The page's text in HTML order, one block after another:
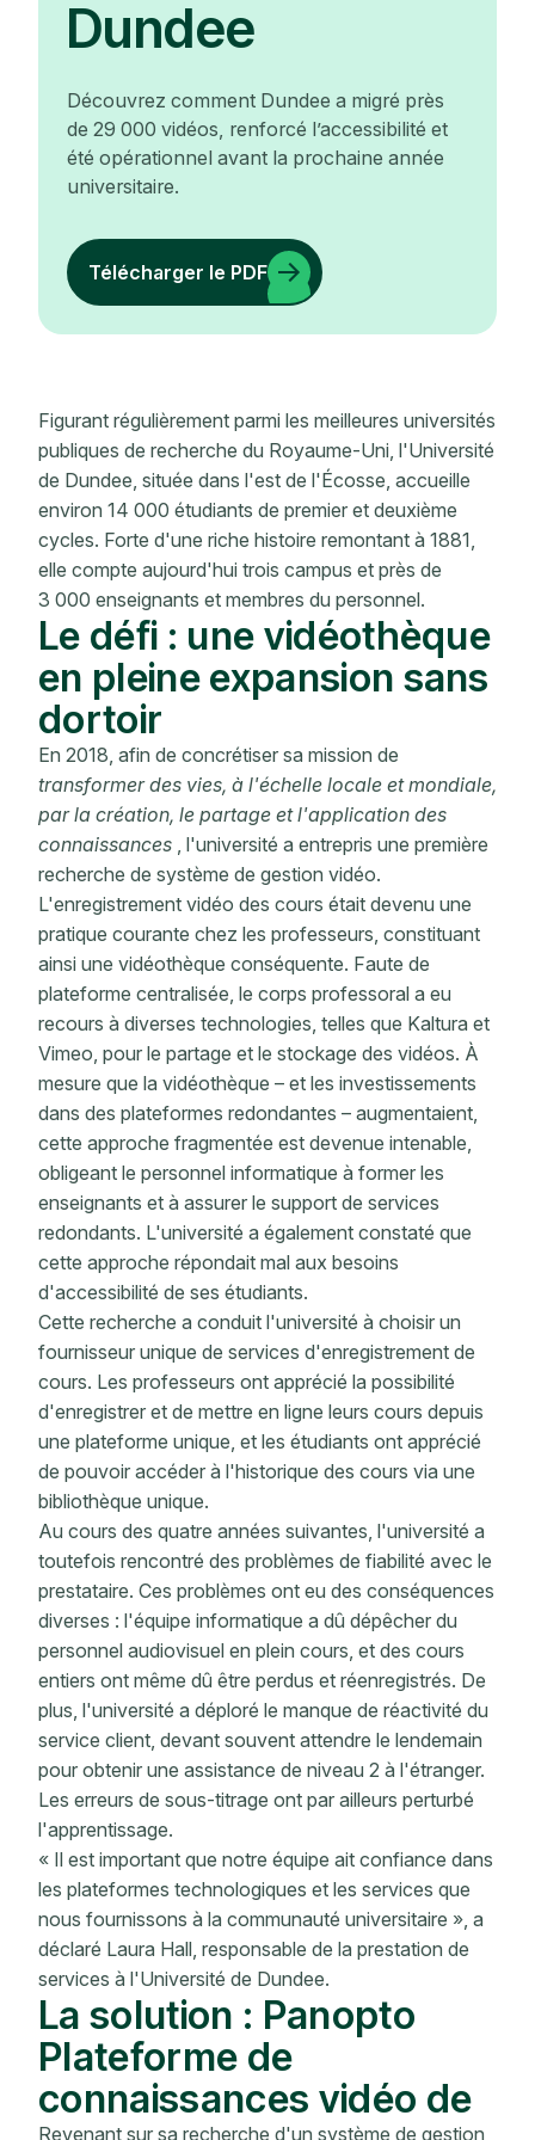
Dundee
Découvrez comment Dundee a migré près
de 29 000 vidéos, renforcé l’accessibilité et
été opérationnel avant la prochaine année
universitaire.
Télécharger le PDF
Figurant régulièrement parmi les meilleures universités
publiques de recherche du Royaume-Uni, l'Université
de Dundee, située dans l'est de l'Écosse, accueille
environ 14 000 étudiants de premier et deuxième
cycles. Forte d'une riche histoire remontant à 1881,
elle compte aujourd'hui trois campus et près de
3 000 enseignants et membres du personnel.
Le défi : une vidéothèque
en pleine expansion sans
dortoir
En 2018, afin de concrétiser sa mission de
transformer des vies, à l'échelle locale et mondiale,
par la création, le partage et l'application des
connaissances , l'université a entrepris une première
recherche de système de gestion vidéo.
L'enregistrement vidéo des cours était devenu une
pratique courante chez les professeurs, constituant
ainsi une vidéothèque conséquente. Faute de
plateforme centralisée, le corps professoral a eu
recours à diverses technologies, telles que Kaltura et
Vimeo, pour le partage et le stockage des vidéos. À
mesure que la vidéothèque – et les investissements
dans des plateformes redondantes – augmentaient,
cette approche fragmentée est devenue intenable,
obligeant le personnel informatique à former les
enseignants et à assurer le support de services
redondants. L'université a également constaté que
cette approche répondait mal aux besoins
d'accessibilité de ses étudiants.
Cette recherche a conduit l'université à choisir un
fournisseur unique de services d'enregistrement de
cours. Les professeurs ont apprécié la possibilité
d'enregistrer et de mettre en ligne leurs cours depuis
une plateforme unique, et les étudiants ont apprécié
de pouvoir accéder à l'historique des cours via une
bibliothèque unique.
Au cours des quatre années suivantes, l'université a
toutefois rencontré des problèmes de fiabilité avec le
prestataire. Ces problèmes ont eu des conséquences
diverses : l'équipe informatique a dû dépêcher du
personnel audiovisuel en plein cours, et des cours
entiers ont même dû être perdus et réenregistrés. De
plus, l'université a déploré le manque de réactivité du
service client, devant souvent attendre le lendemain
pour obtenir une assistance de niveau 2 à l'étranger.
Les erreurs de sous-titrage ont par ailleurs perturbé
l'apprentissage.
« Il est important que notre équipe ait confiance dans
les plateformes technologiques et les services que
nous fournissons à la communauté universitaire », a
déclaré Laura Hall, responsable de la prestation de
services à l'Université de Dundee.
La solution : Panopto
Plateforme de
connaissances vidéo de
Revenant sur sa recherche d'un système de gestion